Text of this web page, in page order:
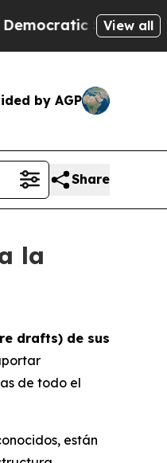
Socialists ofView all
by AGP
Share
la
drafts) de sus
de todo el
están